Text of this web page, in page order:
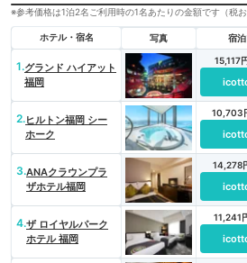
※参考価格は1泊2名ご利用時の1名あたりの金額です（税お
ホテル・宿名 写真 宿
1.グランド ハイアット
福岡
15,117
2.ヒルトン福岡 シー
ホーク
10,703
3.ANAクラウンプラ
ザホテル福岡
14,278
4.ザ ロイヤルパーク
ホテル 福岡
11,241